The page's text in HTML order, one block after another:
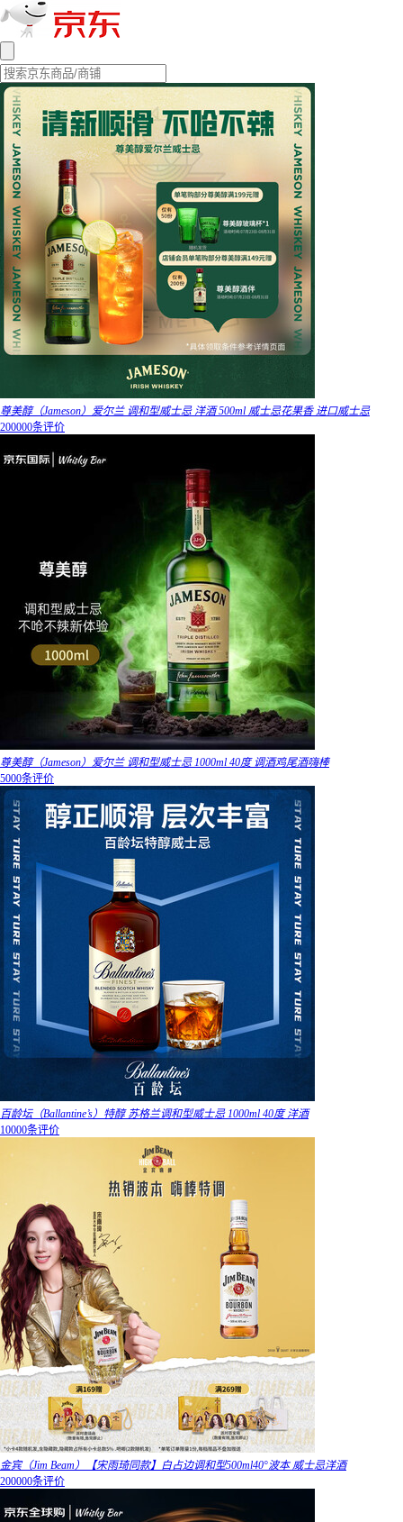
尊美醇（Jameson）爱尔兰 调和型威士忌 洋酒 500ml 威士忌花果香 进口威士忌
200000条评价
尊美醇（Jameson）爱尔兰 调和型威士忌 1000ml 40度 调酒鸡尾酒嗨棒
5000条评价
百龄坛（Ballantine’s）特醇 苏格兰调和型威士忌 1000ml 40度 洋酒
10000条评价
金宾（Jim Beam）【宋雨琦同款】白占边调和型500ml40°波本 威士忌洋酒
200000条评价